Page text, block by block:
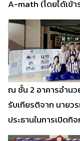
A-math (โดยได้เข้
ณ ชั้น 2 อาคารอำนว
รับเกียรติจาก นายว
ประธานในการเปิดกิ